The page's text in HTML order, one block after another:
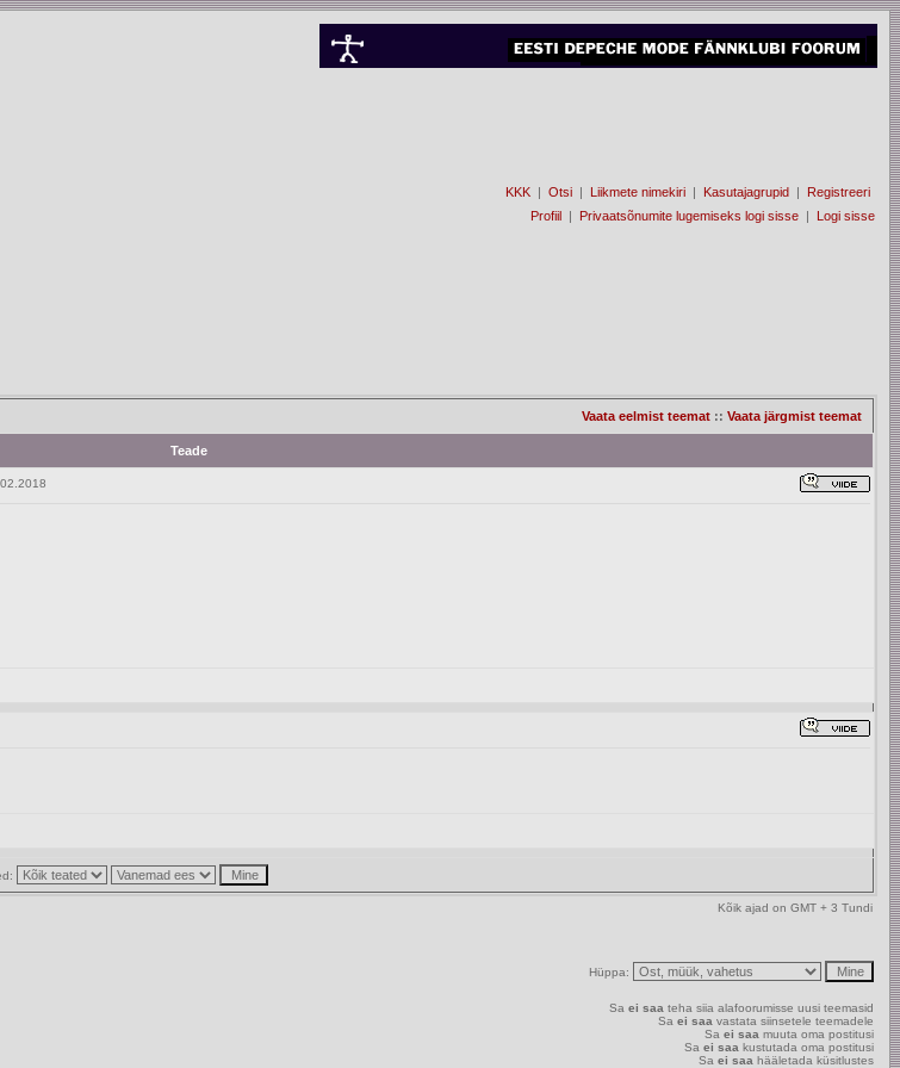
KKK | Otsi | Liikmete nimekiri | Kasutajagrupid | Registreeri
Profiil | Privaatsõnumite lugemiseks logi sisse | Logi sisse
Vaata eelmist teemat :: Vaata järgmist teemat
Teade
Kõik ajad on GMT + 3 Tundi
Hüppa:
Sa ei saa teha siia alafoorumisse uusi teemasid
Sa ei saa vastata siinsetele teemadele
Sa ei saa muuta oma postitusi
Sa ei saa kustutada oma postitusi
Sa ei saa hääletada küsitlustes